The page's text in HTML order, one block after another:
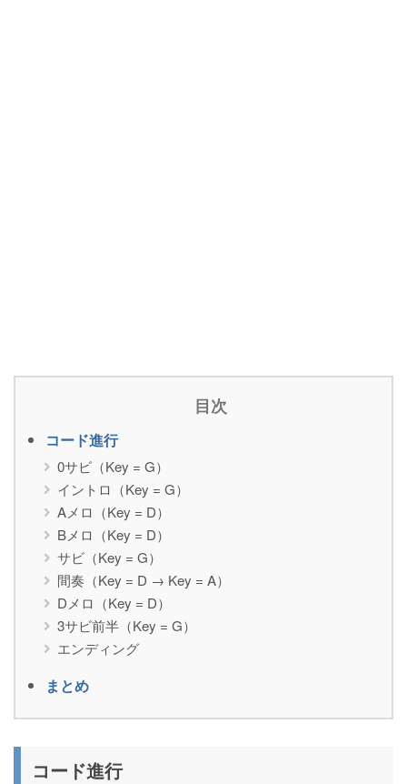
目次
コード進行
0サビ（Key = G）
イントロ（Key = G）
Aメロ（Key = D）
Bメロ（Key = D）
サビ（Key = G）
間奏（Key = D → Key = A）
Dメロ（Key = D）
3サビ前半（Key = G）
エンディング
まとめ
コード進行